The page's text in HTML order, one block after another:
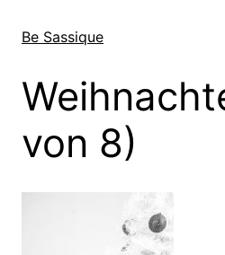
zum
wechseln
Be Sassique
von 8)